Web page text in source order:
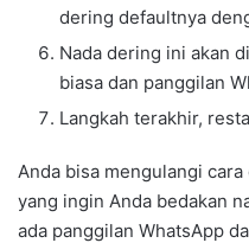
dering defaultnya
Nada dering ini akan
biasa dan panggilan
Langkah terakhir,
Anda bisa mengulangi
yang ingin Anda bedakan
ada panggilan WhatsApp